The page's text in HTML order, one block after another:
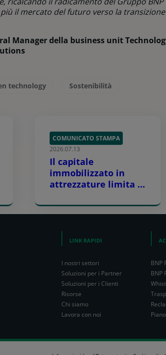
il mercato del futuro verso la
Manager della business unit
technology Sostenibilità
COMUNICATO STAMPA
2026.07.13
Il capitale
immobilizzato in
attrezzature limita la
aziende
LINK RAPIDI
I nostri settori
Soluzioni per i Partner
Soluzioni per i Clienti
Risorse
Chi siamo
Lavora con noi
BNP
BNP